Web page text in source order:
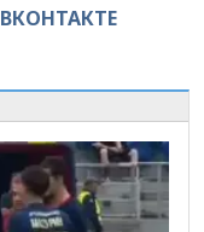
ВКОНТАКТЕ